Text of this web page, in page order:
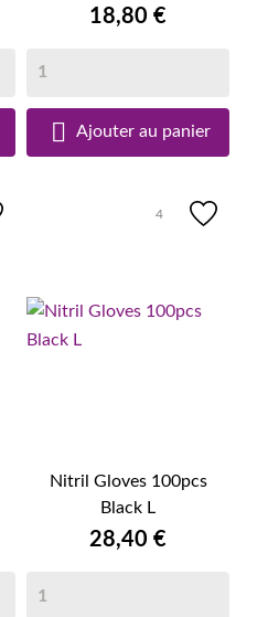
18,80 €
 Ajouter au panier
4
Nitril Gloves 100pcs
Black L
28,40 €